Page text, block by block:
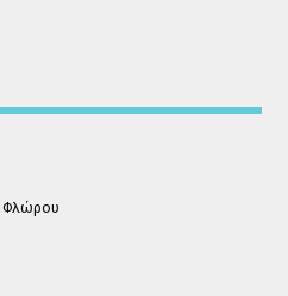
Φλώρου